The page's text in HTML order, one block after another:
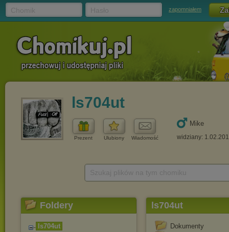
zapomniałem
ls704ut
Prezent Ulubiony Wiadomość
Mike
widziany:
Foldery
ls704ut
ls704ut
Dokumenty